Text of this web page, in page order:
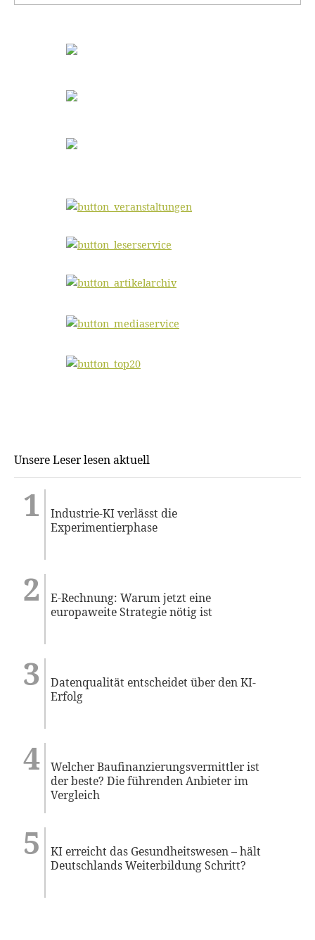
Unsere Leser lesen aktuell
Industrie-KI verlässt die
Experimentierphase
E-Rechnung: Warum jetzt eine
europaweite Strategie nötig ist
Datenqualität entscheidet über den KI-
Erfolg
Welcher Baufinanzierungsvermittler ist
der beste? Die führenden Anbieter im
Vergleich
KI erreicht das Gesundheitswesen – hält
Deutschlands Weiterbildung Schritt?